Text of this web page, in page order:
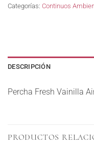
Categorías: Continuos
DESCRIPCIÓN
Percha Fresh Vainilla
PRODUCTOS